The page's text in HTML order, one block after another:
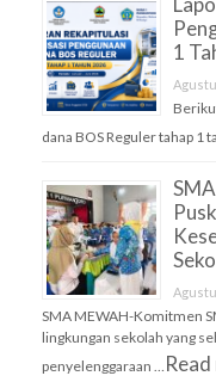
1
dana BOS Reguler tahap 1
SMA MEWAH-Komitmen
lingkungan sekolah yang
penyelenggaraan …